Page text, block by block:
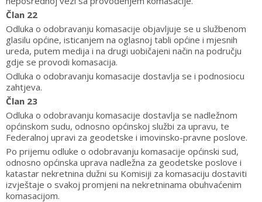
Član 22
Odluka o odobravanju komasacije objavljuje se u službenom
glasilu općine, isticanjem na oglasnoj tabli općine i mjesnih
ureda, putem medija i na drugi uobičajeni način na području
gdje se provodi komasacija.
Odluka o odobravanju komasacije dostavlja se i podnosiocu
zahtjeva.
Član 23
Odluka o odobravanju komasacije dostavlja se nadležnom
općinskom sudu, odnosno općinskoj službi za upravu, te
Federalnoj upravi za geodetske i imovinsko-pravne poslove.
Po prijemu odluke o odobravanju komasacije općinski sud,
odnosno općinska uprava nadležna za geodetske poslove i
katastar nekretnina dužni su Komisiji za komasaciju dostaviti
izvještaje o svakoj promjeni na nekretninama obuhvaćenim
komasacijom.